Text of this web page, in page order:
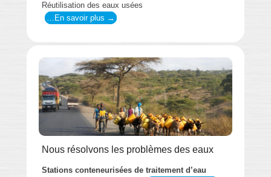
Réutilisation des eaux usées
…En savoir plus →
Nous résolvons les problèmes des eaux
Stations conteneurisées de traitement d’eau